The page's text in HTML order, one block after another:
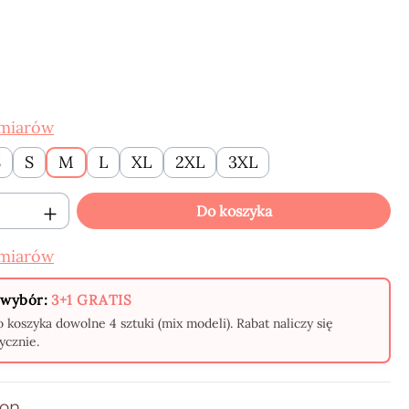
S M L XL 2XL 3XL
Wprowadź żądaną ilość lub
Do koszyka
3+1 GRATIS
koszyka dowolne 4 sztuki (mix modeli). Rabat naliczy się